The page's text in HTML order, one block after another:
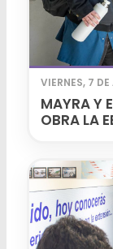
VIERNES, 7
MAYRA Y